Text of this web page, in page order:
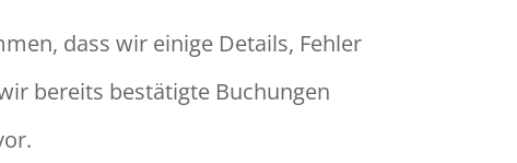
dass wir einige Details, Fehler
bereits bestätigte Buchungen